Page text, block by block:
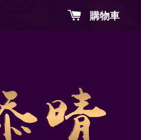
購物車